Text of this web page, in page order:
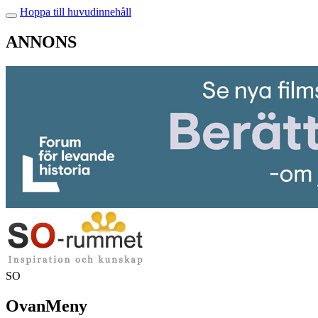
Hoppa till huvudinnehåll
ANNONS
SO
OvanMeny